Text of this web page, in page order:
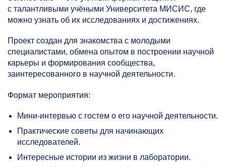
с талантливыми учёными Университета МИСИС, где
можно узнать об их исследованиях и достижениях.
Проект создан для знакомства с молодыми
специалистами, обмена опытом в построении научной
карьеры и формирования сообщества,
заинтересованного в научной деятельности.
Формат мероприятия:
Мини-интервью с гостем о его научной деятельности.
Практические советы для начинающих
исследователей.
Интересные истории из жизни в лаборатории.